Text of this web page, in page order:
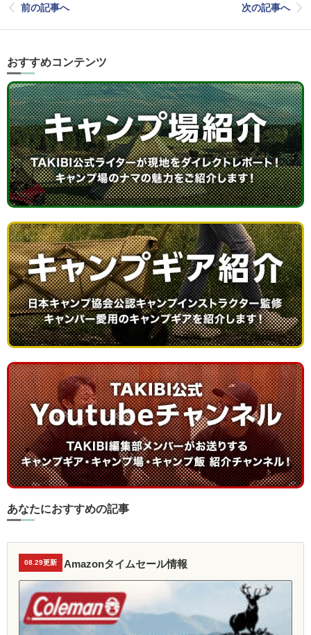
前の記事へ 次の記事へ
おすすめコンテンツ
あなたにおすすめの記事
08.29更新 Amazonタイムセール情報